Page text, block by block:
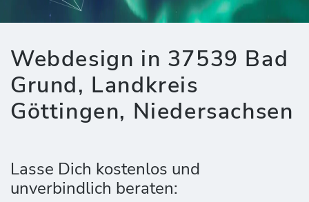
Webdesign in 37539 Bad
Grund, Landkreis
Göttingen, Niedersachsen
Lasse Dich kostenlos und
unverbindlich beraten: